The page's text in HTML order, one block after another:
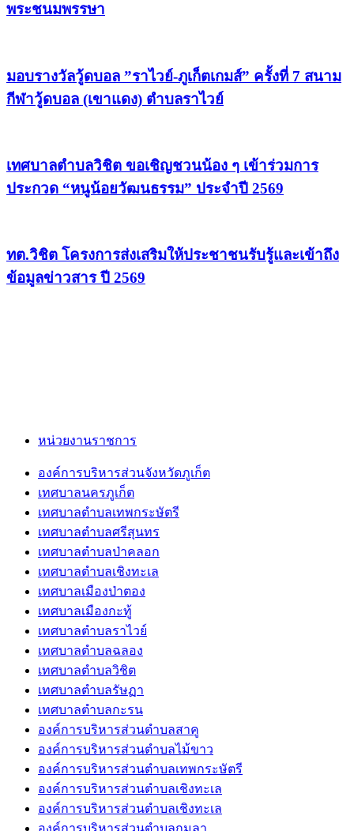
พระชนมพรรษา
มอบรางวัลวู้ดบอล ”ราไวย์-ภูเก็ตเกมส์” ครั้งที่ 7 สนาม
กีฬาวู้ดบอล (เขาแดง) ตำบลราไวย์
เทศบาลตำบลวิชิต ขอเชิญชวนน้อง ๆ เข้าร่วมการ
ประกวด “หนูน้อยวัฒนธรรม” ประจำปี 2569
ทต.วิชิต โครงการส่งเสริมให้ประชาชนรับรู้และเข้าถึง
ข้อมูลข่าวสาร ปี 2569
หน่วยงานราชการ
องค์การบริหารส่วนจังหวัดภูเก็ต
เทศบาลนครภูเก็ต
เทศบาลตำบลเทพกระษัตรี
เทศบาลตำบลศรีสุนทร
เทศบาลตำบลป่าคลอก
เทศบาลตำบลเชิงทะเล
เทศบาลเมืองป่าตอง
เทศบาลเมืองกะทู้
เทศบาลตำบลราไวย์
เทศบาลตำบลฉลอง
เทศบาลตำบลวิชิต
เทศบาลตำบลรัษฏา
เทศบาลตำบลกะรน
องค์การบริหารส่วนตำบลสาคู
องค์การบริหารส่วนตำบลไม้ขาว
องค์การบริหารส่วนตำบลเทพกระษัตรี
องค์การบริหารส่วนตำบลเชิงทะเล
องค์การบริหารส่วนตำบลเชิงทะเล